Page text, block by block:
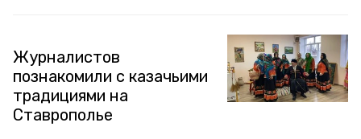
Журналистов
познакомили с казачьими
традициями на
Ставрополье